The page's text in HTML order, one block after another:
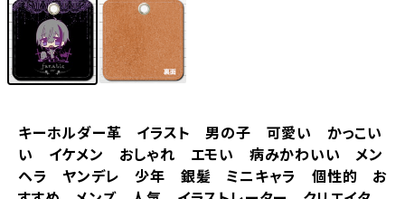
キーホルダー革 イラスト 男の子 可愛い かっこい
い イケメン おしゃれ エモい 病みかわいい メン
ヘラ ヤンデレ 少年 銀髪 ミニキャラ 個性的 お